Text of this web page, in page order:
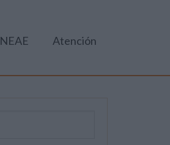
NEAE Atención